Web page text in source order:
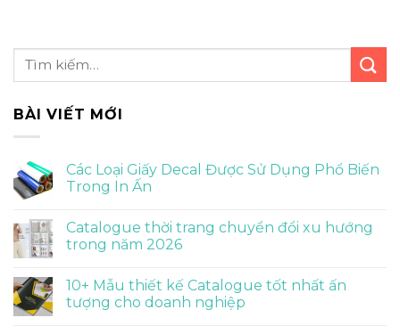
BÀI VIẾT MỚI
Các Loại Giấy Decal Được Sử Dụng Phổ Biến
Trong In Ấn
Catalogue thời trang chuyển đổi xu hướng
trong năm 2026
10+ Mẫu thiết kế Catalogue tốt nhất ấn
tượng cho doanh nghiệp